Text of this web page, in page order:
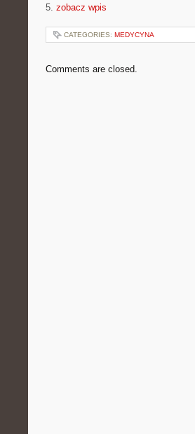
5. zobacz wpis
CATEGORIES: MEDYCYNA
Comments are closed.